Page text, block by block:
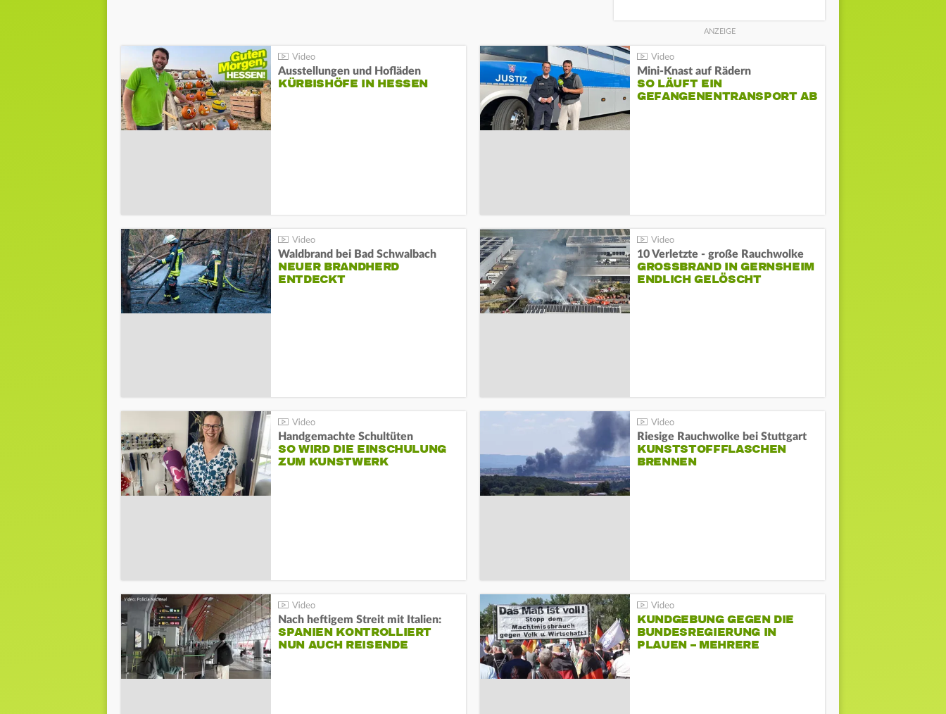
Ausstellungen und Hofläden
KÜRBISHÖFE IN HESSEN
Mini-Knast auf Rädern
SO LÄUFT EIN
GEFANGENENTRANSPORT AB
Waldbrand bei Bad Schwalbach
NEUER BRANDHERD
ENTDECKT
10 Verletzte - große Rauchwolke
GROSSBRAND IN GERNSHEIM E
NDLICH GELÖSCHT
Handgemachte Schultüten
SO WIRD DIE EINSCHULUNG
ZUM KUNSTWERK
Riesige Rauchwolke bei Stuttgart
KUNSTSTOFFFLASCHEN
BRENNEN
Nach heftigem Streit mit Italien:
SPANIEN KONTROLLIERT
NUN AUCH REISENDE
KUNDGEBUNG GEGEN DIE
BUNDESREGIERUNG IN
PLAUEN – MEHRERE